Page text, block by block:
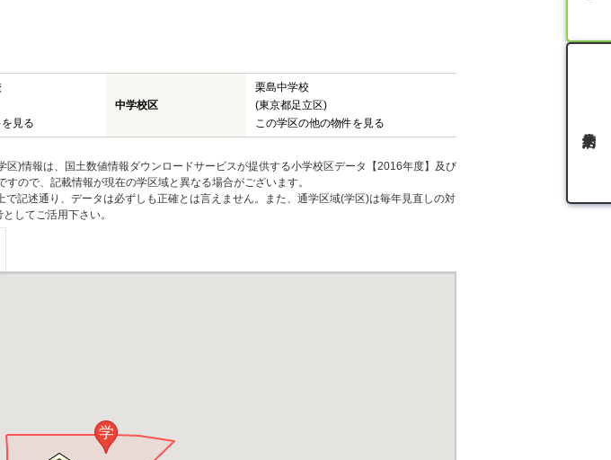
見る
中学校区
栗島中学校
(東京都足立区)
この学区の他の物件を見る
区)情報は、国土数値情報ダウンロードサービスが提供する小学校区データ【2016年度】及び
ので、記載情報が現在の学区域と異なる場合がございます。
記述通り、データは必ずしも正確とは言えません。また、通学区域(学区)は毎年見直しの対
してご活用下さい。
学